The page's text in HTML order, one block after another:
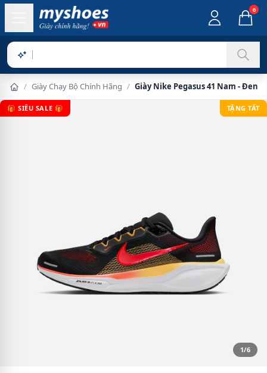
0
Sản ph
/ Giày Chạy Bộ Chính Hãng / Giày Nike Pegasus 41 Nam - Đen
🎁 SIÊU SALE 🎁 TẶNG TẤT
1/6